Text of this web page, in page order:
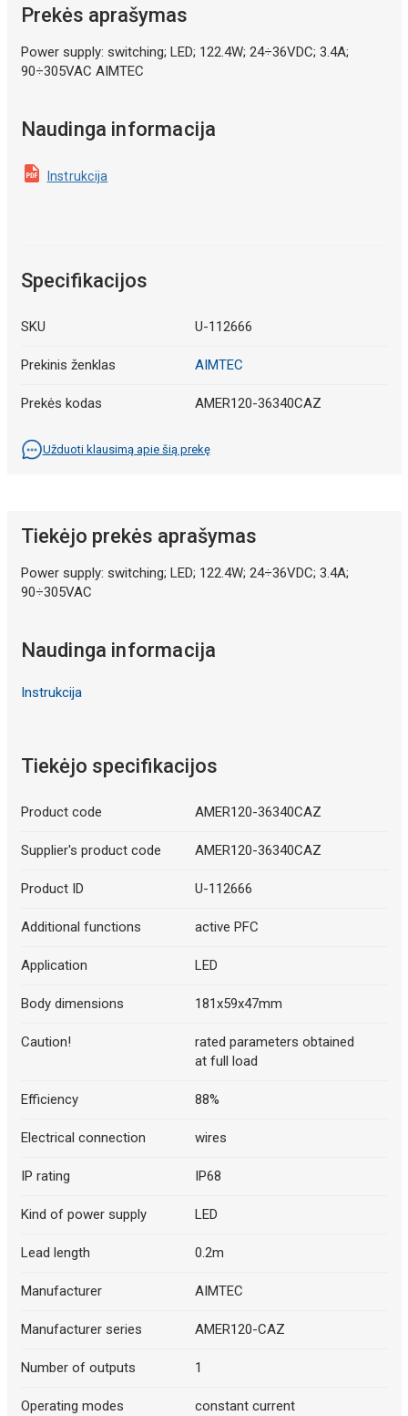
Prekės aprašymas
Power supply: switching; LED; 122.4W; 24÷36VDC; 3.4A;
90÷305VAC AIMTEC
Naudinga informacija
Instrukcija
Specifikacijos
SKU U-112666
Prekinis ženklas AIMTEC
Prekės kodas AMER120-36340CAZ
Užduoti klausimą apie šią prekę
Tiekėjo prekės aprašymas
Power supply: switching; LED; 122.4W; 24÷36VDC; 3.4A;
90÷305VAC
Naudinga informacija
Instrukcija
Tiekėjo specifikacijos
Product code AMER120-36340CAZ
Supplier's product code AMER120-36340CAZ
Product ID U-112666
Additional functions active PFC
Application LED
Body dimensions 181x59x47mm
Caution!
rated parameters obtained
at full load
Efficiency 88%
Electrical connection wires
IP rating IP68
Kind of power supply LED
Lead length 0.2m
Manufacturer AIMTEC
Manufacturer series AMER120-CAZ
Number of outputs 1
Operating modes constant current